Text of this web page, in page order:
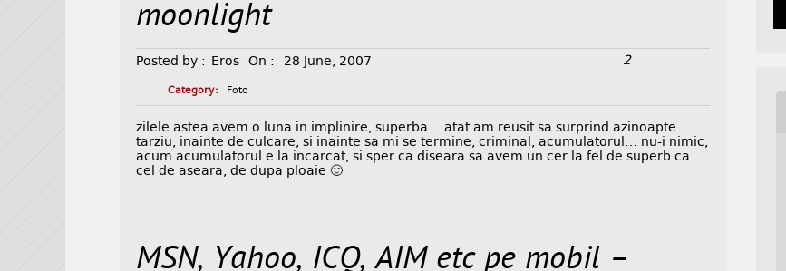
moonlight
Posted by : Eros On : 28 June, 2007 2
Category: Foto
zilele astea avem o luna in implinire, superba… atat am reusit sa surprind azinoapte
tarziu, inainte de culcare, si inainte sa mi se termine, criminal, acumulatorul… nu-i nimic,
acum acumulatorul e la incarcat, si sper ca diseara sa avem un cer la fel de superb ca
cel de aseara, de dupa ploaie 🙂
MSN, Yahoo, ICQ, AIM etc pe mobil –